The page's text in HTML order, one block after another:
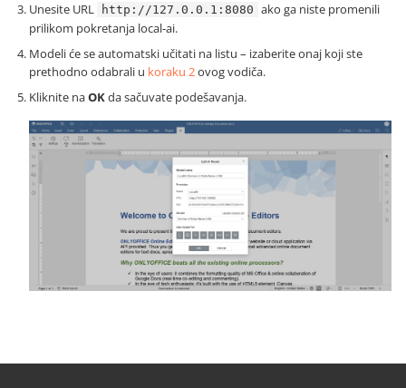
Unesite URL
http://127.0.0.1:8080 ako ga niste promenili
prilikom pokretanja local-ai.
Modeli će se automatski učitati na listu – izaberite onaj koji ste
prethodno odabrali u koraku 2ovog vodiča.
Kliknite naOKda sačuvate podešavanja.